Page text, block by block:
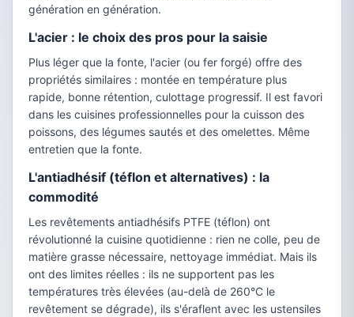
génération en génération.
L'acier : le choix des pros pour la saisie
Plus léger que la fonte, l'acier (ou fer forgé) offre des
propriétés similaires : montée en température plus
rapide, bonne rétention, culottage progressif. Il est favori
dans les cuisines professionnelles pour la cuisson des
poissons, des légumes sautés et des omelettes. Même
entretien que la fonte.
L'antiadhésif (téflon et alternatives) : la
commodité
Les revêtements antiadhésifs PTFE (téflon) ont
révolutionné la cuisine quotidienne : rien ne colle, peu de
matière grasse nécessaire, nettoyage immédiat. Mais ils
ont des limites réelles : ils ne supportent pas les
températures très élevées (au-delà de 260°C le
revêtement se dégrade), ils s'éraflent avec les ustensiles